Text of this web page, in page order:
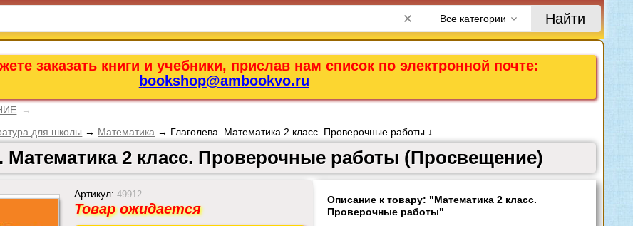
Все категории Найти
заказать книги и учебники, прислав нам список по электронной почте:
bookshop@ambookvo.ru
→
для школы → Математика → Глаголева. Математика 2 класс. Проверочные работы ↓
Математика 2 класс. Проверочные работы (Просвещение)
Артикул:49912
Товар ожидается
Описание к товару: "Математика 2 класс.
Проверочные работы"